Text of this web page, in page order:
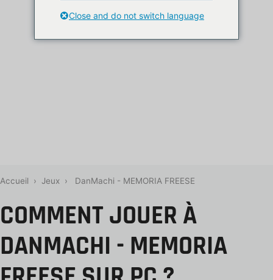
Accueil › Jeux › DanMachi - MEMORIA FREESE
COMMENT JOUER À
DANMACHI - MEMORIA
Close and do not switch language